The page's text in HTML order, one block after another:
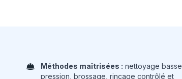
Méthodes maîtrisées : nettoyage basse
pression, brossage, rinçage contrôlé et